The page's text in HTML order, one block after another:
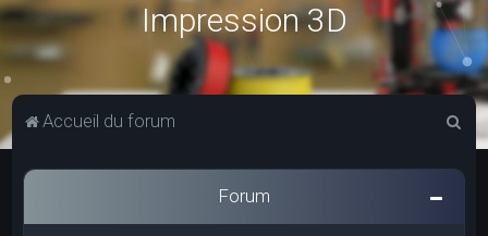
Impression 3D
Accueil du forum
c
Forum